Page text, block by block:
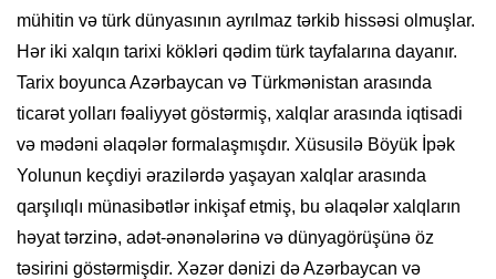
mühitin və türk dünyasının ayrılmaz tərkib hissəsi olmuşlar.
Hər iki xalqın tarixi kökləri qədim türk tayfalarına dayanır.
Tarix boyunca Azərbaycan və Türkmənistan arasında
ticarət yolları fəaliyyət göstərmiş, xalqlar arasında iqtisadi
və mədəni əlaqələr formalaşmışdır. Xüsusilə Böyük İpək
Yolunun keçdiyi ərazilərdə yaşayan xalqlar arasında
qarşılıqlı münasibətlər inkişaf etmiş, bu əlaqələr xalqların
həyat tərzinə, adət-ənənələrinə və dünyagörüşünə öz
təsirini göstərmişdir. Xəzər dənizi də Azərbaycan və